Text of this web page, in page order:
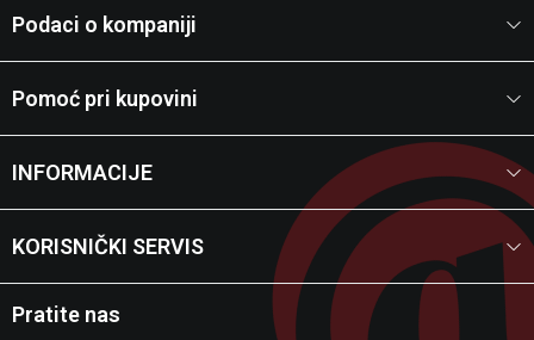
Podaci o kompaniji
Pomoć pri kupovini
INFORMACIJE
KORISNIČKI SERVIS
Pratite nas